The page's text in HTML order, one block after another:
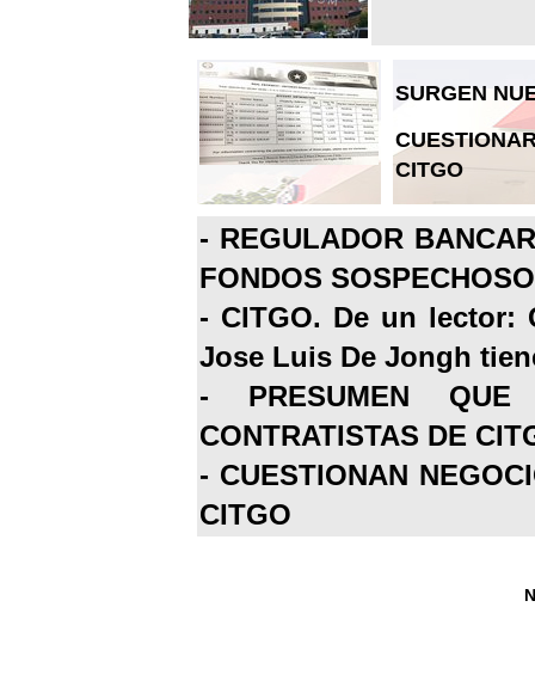
SURGEN
CITGO
- REGULADOR
FONDOS
- CITGO. De un lector:
Jose Luis De Jongh
- PRESUMEN
CONTRATISTAS DE
- CUESTIONAN
CITGO